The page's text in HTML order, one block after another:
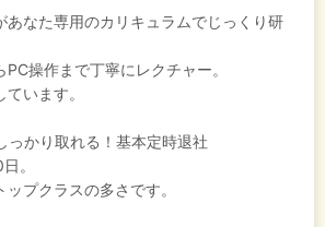
あなた専用のカリキュラムでじっくり研
操作まで丁寧にレクチャー。
います。
かり取れる！基本定時退社
。
プクラスの多さです。